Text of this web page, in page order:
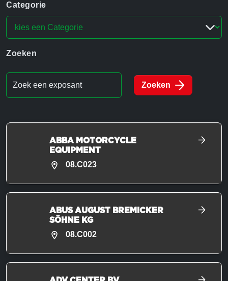
Categorie
Zoeken
Zoeken
ABBA MOTORCYCLE
EQUIPMENT
08.C023
ABUS AUGUST BREMICKER
SÖHNE KG
08.C002